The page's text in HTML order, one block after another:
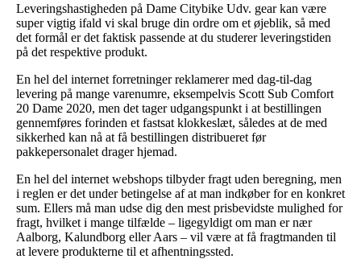
Leveringshastigheden på Dame Citybike Udv. gear kan være
super vigtig ifald vi skal bruge din ordre om et øjeblik, så med
det formål er det faktisk passende at du studerer leveringstiden
på det respektive produkt.
En hel del internet forretninger reklamerer med dag-til-dag
levering på mange varenumre, eksempelvis Scott Sub Comfort
20 Dame 2020, men det tager udgangspunkt i at bestillingen
gennemføres forinden et fastsat klokkeslæt, således at de med
sikkerhed kan nå at få bestillingen distribueret før
pakkepersonalet drager hjemad.
En hel del internet webshops tilbyder fragt uden beregning, men
i reglen er det under betingelse af at man indkøber for en konkret
sum. Ellers må man udse dig den mest prisbevidste mulighed for
fragt, hvilket i mange tilfælde – ligegyldigt om man er nær
Aalborg, Kalundborg eller Aars – vil være at få fragtmanden til
at levere produkterne til et afhentningssted.